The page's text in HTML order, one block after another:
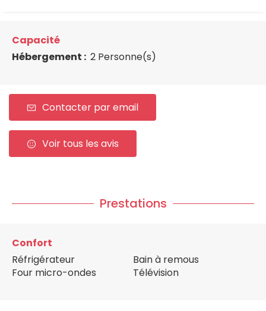
Capacité
Hébergement : 2 Personne(s)
Contacter par email
Voir tous les avis
Prestations
Confort
Réfrigérateur
Four micro-ondes
Bain à remous
Télévision